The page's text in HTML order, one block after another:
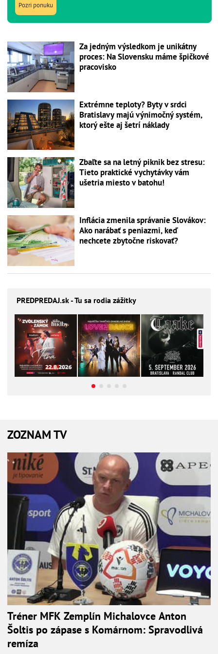
Pozri ponuku
Za jedným výsledkom je unikátny
proces: Na Slovensku máme špičkové
pracovisko
Extrémne teploty? Byty v srdci
Bratislavy majú výnimočný systém,
ktorý ešte aj šetrí náklady
Zbaľte sa na letný piknik bez stresu:
Tieto praktické vychytávky vám
ušetria miesto v batohu!
Inflácia zmenila správanie Slovákov:
Ako narábať s peniazmi, keď
nechcete zbytočne riskovať?
PREDPREDAJ.sk - Tu sa rodia zážitky
ZOZNAM TV
Tréner MFK Zemplín Michalovce Anton
Šoltis po zápase s Komárnom: Spravodlivá
remíza